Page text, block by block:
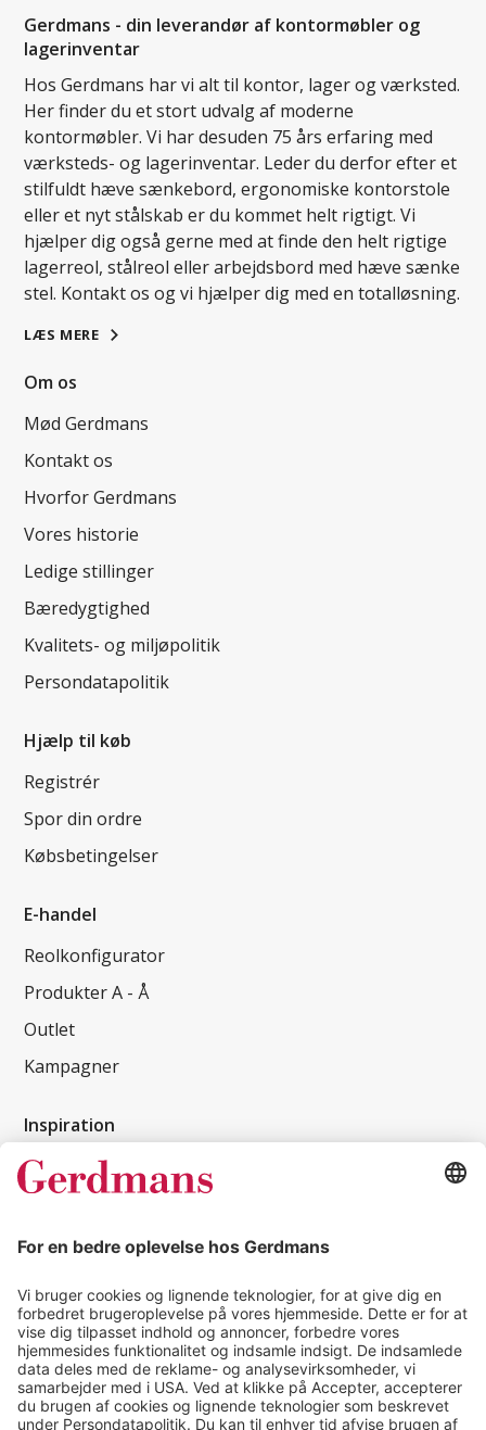
Gerdmans - din leverandør af kontormøbler og
lagerinventar
Hos Gerdmans har vi alt til kontor, lager og værksted.
Her finder du et stort udvalg af moderne
kontormøbler. Vi har desuden 75 års erfaring med
værksteds- og lagerinventar. Leder du derfor efter et
stilfuldt hæve sænkebord, ergonomiske kontorstole
eller et nyt stålskab er du kommet helt rigtigt. Vi
hjælper dig også gerne med at finde den helt rigtige
lagerreol, stålreol eller arbejdsbord med hæve sænke
stel. Kontakt os og vi hjælper dig med en totalløsning.
LÆS MERE
Om os
Mød Gerdmans
Kontakt os
Hvorfor Gerdmans
Vores historie
Ledige stillinger
Bæredygtighed
Kvalitets- og miljøpolitik
Persondatapolitik
Hjælp til køb
Registrér
Spor din ordre
Købsbetingelser
E-handel
Reolkonfigurator
Produkter A - Å
Outlet
Kampagner
Inspiration
Kundereferencer
Tips & guides
Kontakt
salg@gerdmans.dk
49 18 07 07